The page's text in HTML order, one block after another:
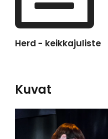
Herd - keikkajuliste
Kuvat